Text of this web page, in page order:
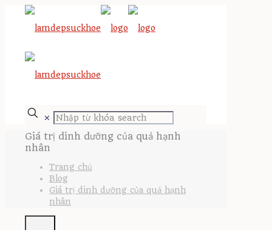
✕
Giá trị dinh dưỡng của quả hạnh
nhân
Trang chủ
Blog
Giá trị dinh dưỡng của quả hạnh
nhân